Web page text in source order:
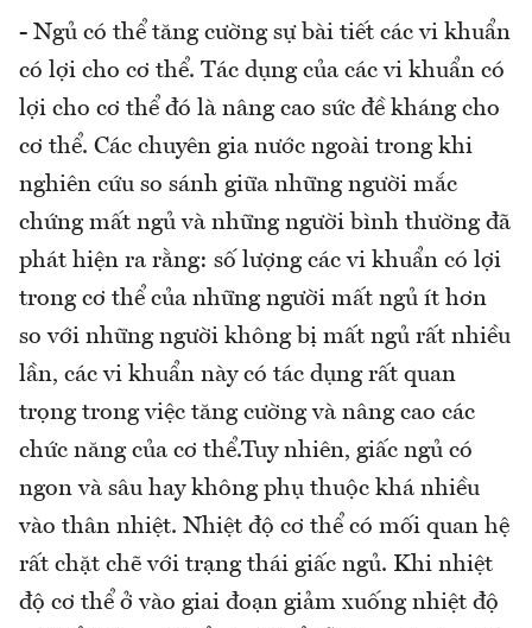
- Ngủ có thể tăng cường sự bài tiết các vi khuẩn
có lợi cho cơ thể. Tác dụng của các vi khuẩn có
lợi cho cơ thể đó là nâng cao sức đề kháng cho
cơ thể. Các chuyên gia nước ngoài trong khi
nghiên cứu so sánh giữa những người mắc
chứng mất ngủ và những người bình thường đã
phát hiện ra rằng: số lượng các vi khuẩn có lợi
trong cơ thể của những người mất ngủ ít hơn
so với những người không bị mất ngủ rất nhiều
lần, các vi khuẩn này có tác dụng rất quan
trọng trong việc tăng cường và nâng cao các
chức năng của cơ thể.Tuy nhiên, giấc ngủ có
ngon và sâu hay không phụ thuộc khá nhiều
vào thân nhiệt. Nhiệt độ cơ thể có mối quan hệ
rất chặt chẽ với trạng thái giấc ngủ. Khi nhiệt
độ cơ thể ở vào giai đoạn giảm xuống nhiệt độ